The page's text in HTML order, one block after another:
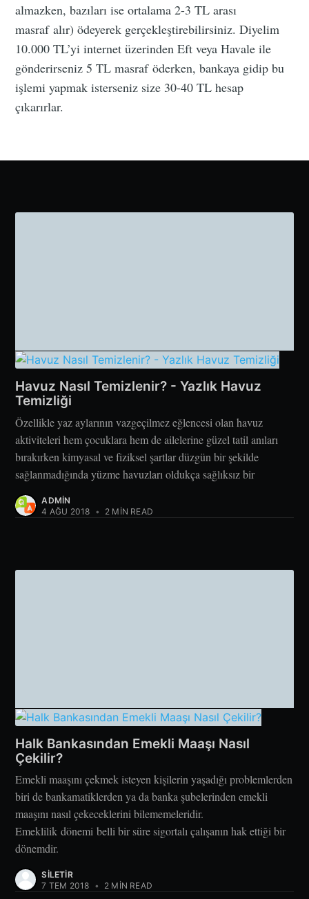
almazken, bazıları ise ortalama 2-3 TL arası
masraf alır) ödeyerek gerçekleştirebilirsiniz. Diyelim
10.000 TL’yi internet üzerinden Eft veya Havale ile
gönderirseniz 5 TL masraf öderken, bankaya gidip bu
işlemi yapmak isterseniz size 30-40 TL hesap
çıkarırlar.
Havuz Nasıl Temizlenir? - Yazlık Havuz
Temizliği
Özellikle yaz aylarının vazgeçilmez eğlencesi olan havuz
aktiviteleri hem çocuklara hem de ailelerine güzel tatil anıları
bırakırken kimyasal ve fiziksel şartlar düzgün bir şekilde
sağlanmadığında yüzme havuzları oldukça sağlıksız bir
ADMIN
4 AĞU 2018 • 2 MIN READ
Halk Bankasından Emekli Maaşı Nasıl
Çekilir?
Emekli maaşını çekmek isteyen kişilerin yaşadığı problemlerden
biri de bankamatiklerden ya da banka şubelerinden emekli
maaşını nasıl çekeceklerini bilememeleridir.
Emeklilik dönemi belli bir süre sigortalı çalışanın hak ettiği bir
dönemdir.
SILETIR
7 TEM 2018 • 2 MIN READ